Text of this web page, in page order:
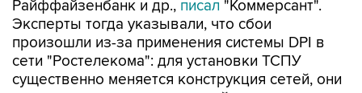
произошли из-за применения системы DPI в
сети "Ростелекома": для установки ТСПУ
существенно меняется конструкция сетей, они
становятся менее отказоустойчивыми и
увеличивается вероятность аварий.